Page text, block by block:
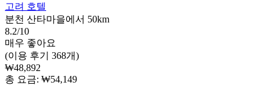
고려 호텔
분천 산타마을에서 50km
8.2/10
매우 좋아요
(이용 후기 368개)
₩48,892
총 요금: ₩54,149